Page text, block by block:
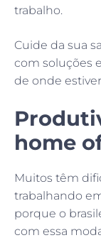
trabalho.
Cuide da sua
com soluções
de onde
home
Muitos têm
trabalhando
porque o
com essa